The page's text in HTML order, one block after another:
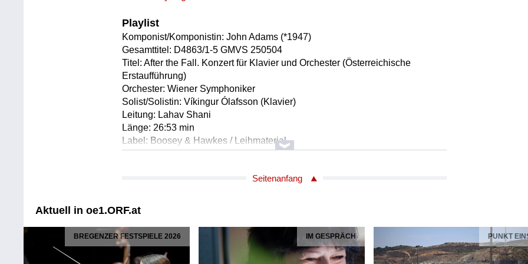
Playlist
Komponist/Komponistin: John Adams (*1947)
Gesamttitel: D4863/1-5 GMVS 250504
Titel: After the Fall. Konzert für Klavier und Orchester (Österreichische
Erstaufführung)
Orchester: Wiener Symphoniker
Solist/Solistin: Víkingur Ólafsson (Klavier)
Leitung: Lahav Shani
Länge: 26:53 min
Label: Boosey & Hawkes / Leihmaterial
Bearbeiter/Bearbeiterin: Alexander Siloti (1863 - 1945)
Titel: Präludium h-Moll (ursprünglich Präludium e-Moll BWV 855a) (Zugabe)
Länge: 03:30 min
Label: Schott
Seitenanfang
Aktuell in oe1.ORF.at
BREGENZER FESTSPIELE 2026 IM GESPRÄCH PUNKT